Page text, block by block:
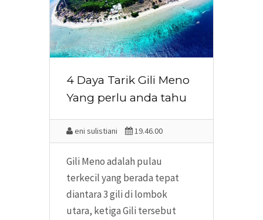
4 Daya Tarik Gili Meno
Yang perlu anda tahu
eni sulistiani 19.46.00
Gili Meno adalah pulau
terkecil yang berada tepat
diantara 3 gili di lombok
utara, ketiga Gili tersebut